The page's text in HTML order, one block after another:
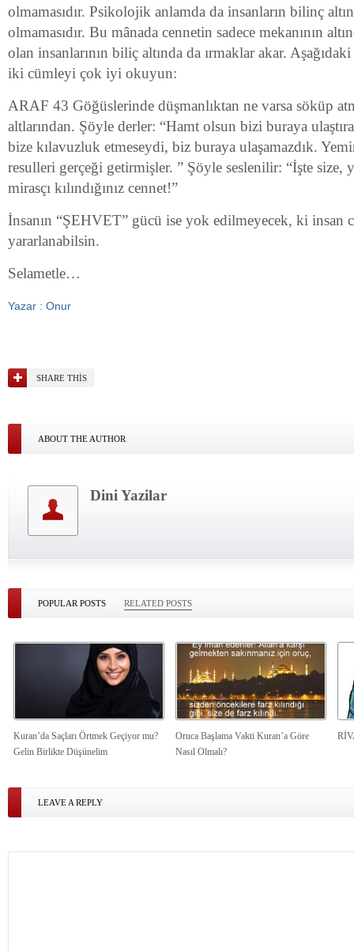
olmamasıdır. Psikolojik anlamda da insanların bilinç
olmamasıdır. Bu mânada cennetin sadece mekanının
olan insanlarının biliç altında da ırmaklar akar.
iki cümleyi çok iyi okuyun:
ARAF 43 Göğüslerinde düşmanlıktan ne varsa söküp
altlarından. Şöyle derler: “Hamt olsun bizi buraya
bize kılavuzluk etmeseydi, biz buraya ulaşamazdık.
resulleri gerçeği getirmişler. ” Şöyle seslenilir: “İşte size,
mirasçı kılındığınız cennet!”
İnsanın “ŞEHVET” gücü ise yok edilmeyecek, ki insan
yararlanabilsin.
Selametle…
Yazar : Onur
SHARE THIS
ABOUT THE AUTHOR
Dini Yazilar
POPULAR POSTS RELATED POSTS
Kuran’da Saçları Örtmek Geçiyor mu?
Gelin Birlikte Düşünelim
Oruca Başlama Vakti Kuran’a Göre
Nasıl Olmalı?
LEAVE A REPLY